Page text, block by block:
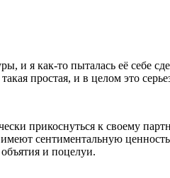
и я как-то пыталась её себе
простая, и в целом это
прикоснуться к своему
сентиментальную
и поцелуи.